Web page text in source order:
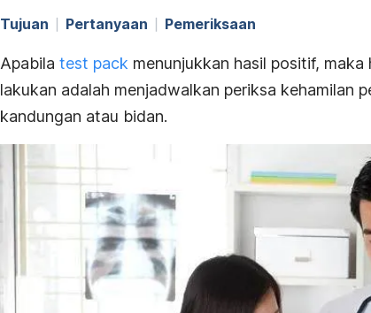
Tujuan Pertanyaan Pemeriksaan
Apabila test pack menunjukkan hasil positif,
lakukan adalah menjadwalkan periksa kehamilan
kandungan atau bidan.